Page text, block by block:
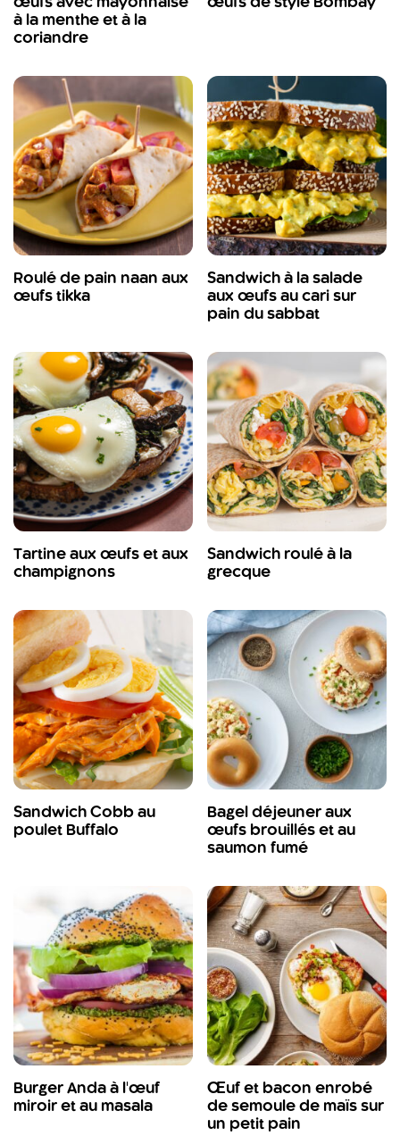
à la menthe et à la
coriandre
Roulé de pain naan aux
œufs tikka
Sandwich à la salade
aux œufs au cari sur
pain du sabbat
Tartine aux œufs et aux
champignons
Sandwich roulé à la
grecque
Sandwich Cobb au
poulet Buffalo
Bagel déjeuner aux
œufs brouillés et au
saumon fumé
Burger Anda à l'œuf
miroir et au masala
Œuf et bacon enrobé
de semoule de maïs sur
un petit pain